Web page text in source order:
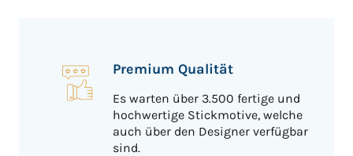
Premium Qualität
Es warten über 3.500 fertige und
hochwertige Stickmotive, welche
auch über den Designer verfügbar
sind.